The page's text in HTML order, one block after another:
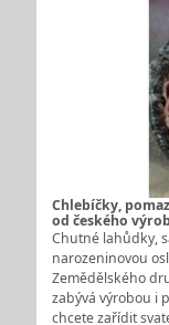
Chlebíčky,
od českého
Chutné lahůdky,
narozeninovou
Zemědělského
zabývá výrobou i
chcete zařídit